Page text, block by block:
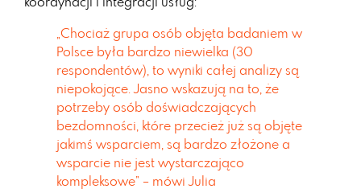
„Chociaż grupa osób objęta badaniem w
Polsce była bardzo niewielka (30
respondentów), to wyniki całej analizy są
niepokojące. Jasno wskazują na to, że
potrzeby osób doświadczających
bezdomności, które przecież już są objęte
jakimś wsparciem, są bardzo złożone a
wsparcie nie jest wystarczająco
kompleksowe” – mówi Julia